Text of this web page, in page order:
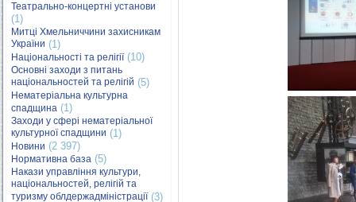
Театрально-концертні установи
(1)
Митці Хмельниччини захисникам
України (1)
Національності та релігії(10)
Основні заходи з питань
національностей та релігій (5)
Нематеріальна культурна
спадщина (1)
Заходи у сфері нематеріальної
культурної спадщини (1)
Новини (2 397)
Нормативна база (5)
Накази управління культури,
національностей, релігій та
туризму облдержадміністрації(3)